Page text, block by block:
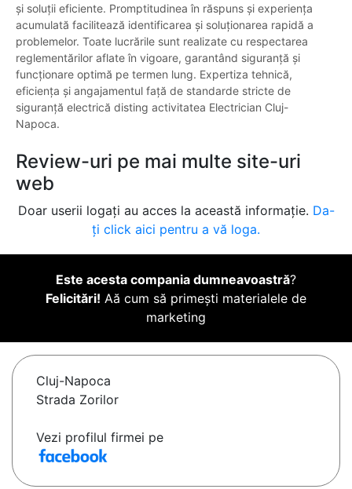
și soluții eficiente. Promptitudinea în răspuns și experiența
acumulată facilitează identificarea și soluționarea rapidă a
problemelor. Toate lucrările sunt realizate cu respectarea
reglementărilor aflate în vigoare, garantând siguranță și
funcționare optimă pe termen lung. Expertiza tehnică,
eficiența și angajamentul față de standarde stricte de
siguranță electrică disting activitatea Electrician Cluj-
Napoca.
Review-uri pe mai multe site-uri
web
Doar userii logați au acces la această informație. Da-
ți click aici pentru a vă loga.
Este acesta compania dumneavoastră?
Felicitări! Aă cum să primești materialele de
marketing
Cluj-Napoca
Strada Zorilor
Vezi profilul firmei pe